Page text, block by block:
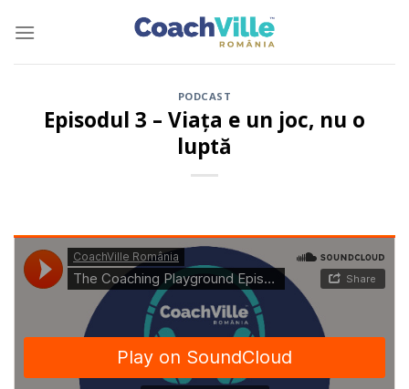
PODCAST
Episodul 3 – Viața e un joc, nu o
luptă